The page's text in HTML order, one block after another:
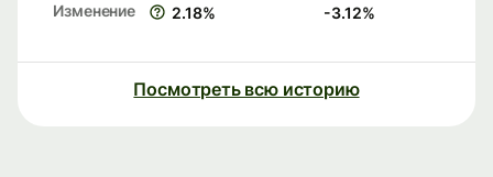
Изменение 2.18% -3.12%
Посмотреть всю историю